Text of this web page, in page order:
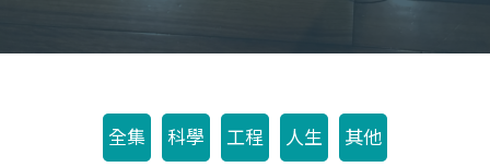
全集 科學 工程 人生 其他